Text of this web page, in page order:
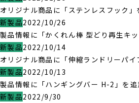
オリジナル商品に「ステンレスフック」
新製品2022/10/26
製品情報に「かくれん棒 型どり再生キッ
新製品2022/10/14
オリジナル商品に「伸縮ランドリーパイ
新製品2022/10/13
製品情報に「ハンギングバー H-2」を追
新製品2022/9/30